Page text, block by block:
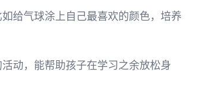
给气球涂上自己最喜欢的颜色，培养
动，能帮助孩子在学习之余放松身